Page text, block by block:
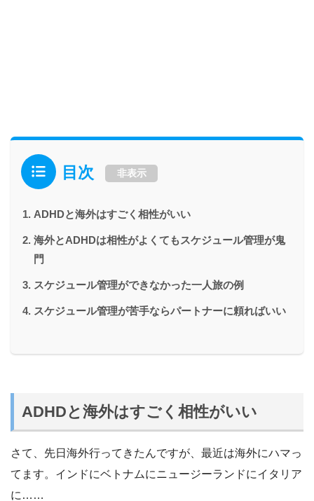
目次 非表示
ADHDと海外はすごく相性がいい
海外とADHDは相性がよくてもスケジュール管理が鬼
門
スケジュール管理ができなかった一人旅の例
スケジュール管理が苦手ならパートナーに頼ればいい
ADHDと海外はすごく相性がいい
さて、先日海外行ってきたんですが、最近は海外にハマっ
てます。インドにベトナムにニュージーランドにイタリア
に……